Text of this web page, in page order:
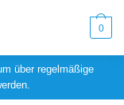
0
über regelmäßige